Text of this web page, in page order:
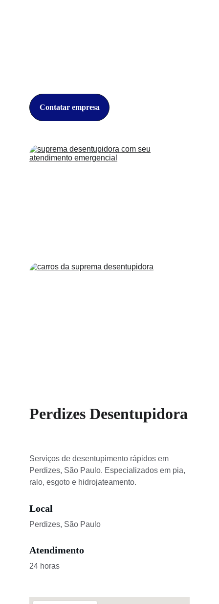
Contatar empresa
Perdizes Desentupidora
Serviços de desentupimento rápidos em
Perdizes, São Paulo. Especializados em pia,
ralo, esgoto e hidrojateamento.
Local
Perdizes, São Paulo
Atendimento
24 horas